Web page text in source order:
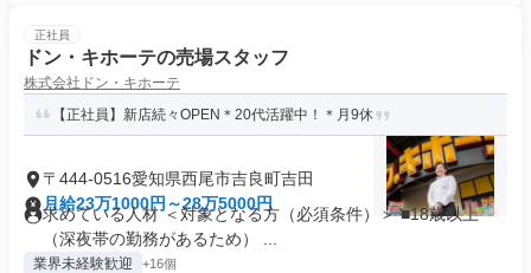
正社員
ドン・キホーテの売場スタッフ
株式会社ドン・キホーテ
【正社員】新店続々OPEN＊20代活躍中！＊月9休
〒444-0516愛知県西尾市吉良町吉田
月給23万1000円～28万5000円
求めている人材 ＜対象となる方（必須条件）＞ ■18歳以上
（深夜帯の勤務があるため） ...
業界未経験歓迎 +16個